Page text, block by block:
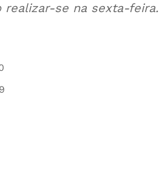
realizar-se na sexta-feira.